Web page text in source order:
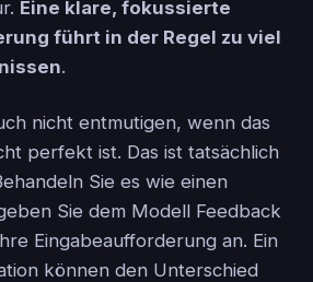
Eine klare, fokussierte
führt in der Regel zu viel
.
nicht entmutigen, wenn das
perfekt ist. Das ist tatsächlich
Sie es wie einen
Sie dem Modell Feedback
Eingabeaufforderung an. Ein
können den Unterschied